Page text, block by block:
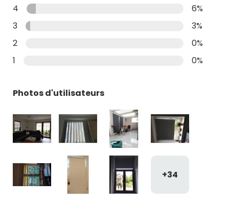
4
6%
3
3%
2
0%
1
0%
Photos d'utilisateurs
+34